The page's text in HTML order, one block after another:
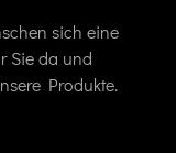
sich eine
Sie da und
Produkte.